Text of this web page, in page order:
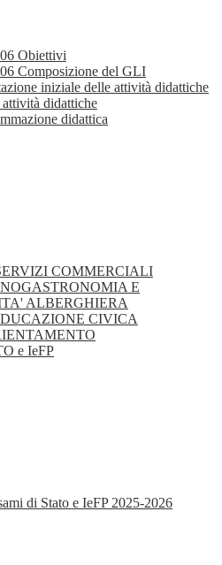
Obiettivi
Composizione del GLI
iniziale delle attività didattiche
didattiche
didattica
COMMERCIALI
E
ALBERGHIERA
CIVICA
e IeFP
di Stato e IeFP 2025-2026